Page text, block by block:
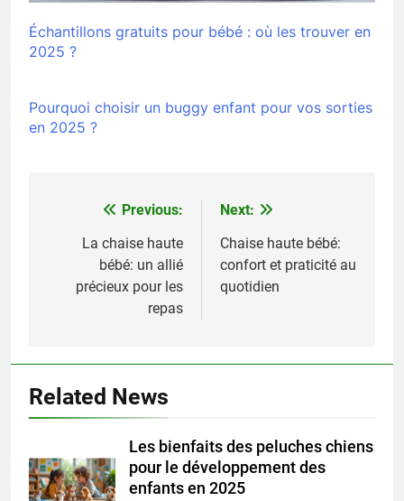
Échantillons gratuits pour bébé : où les trouver en
2025 ?
Pourquoi choisir un buggy enfant pour vos sorties
en 2025 ?
Navigation
l’article
Previous:
La chaise haute
bébé: un allié
précieux pour les
repas
Next:
Chaise haute bébé:
confort et praticité au
quotidien
Related News
Les bienfaits des peluches chiens
pour le développement des
enfants en 2025